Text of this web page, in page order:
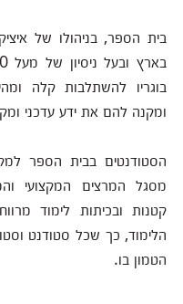
בית הספר, בניהולו של
בוגריו להשתלבות קלה
ומקנה להם את ידע עדכני
הסטודנטים בבית הספר
מסגל המרצים המקצועי
קטנות ובכיתות לימוד
הלימוד, כך שכל סטודנט
הטמון בו.